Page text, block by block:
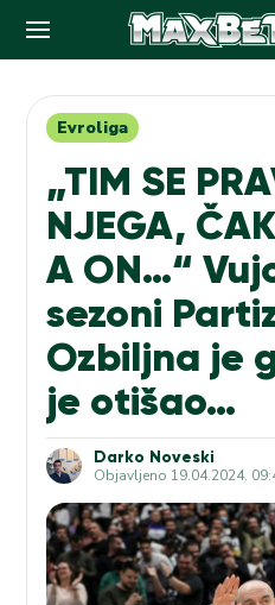
contentEvroliga
„TIM SE
NJEGA,
A ON…“
sezoni
Ozbiljna je
je otišao…
Darko Noveski
Objavljeno 19.04.2024.